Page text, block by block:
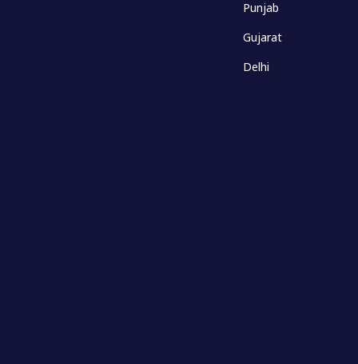
Punjab
Gujarat
Delhi